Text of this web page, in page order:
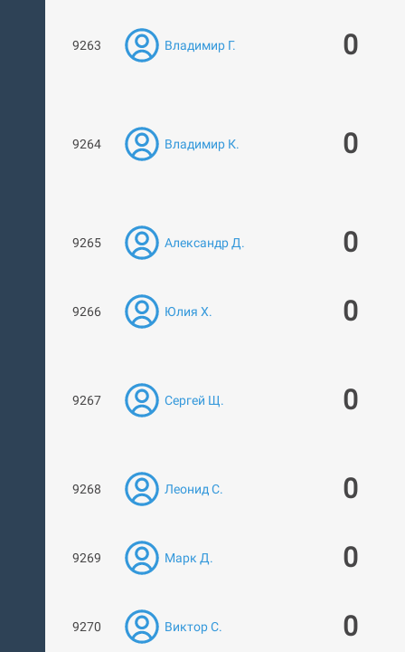
9263 Владимир Г. 0
9264 Владимир К. 0
9265 Александр Д. 0
9266 Юлия Х. 0
9267 Сергей Щ. 0
9268 Леонид С. 0
9269 Марк Д. 0
9270 Виктор С. 0